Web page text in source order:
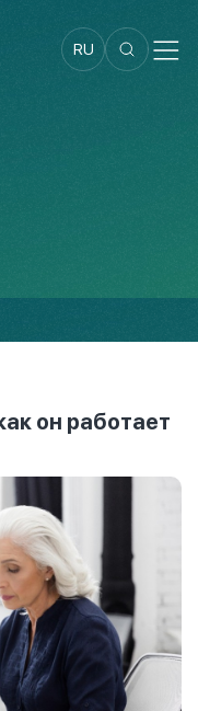
RU
он работает